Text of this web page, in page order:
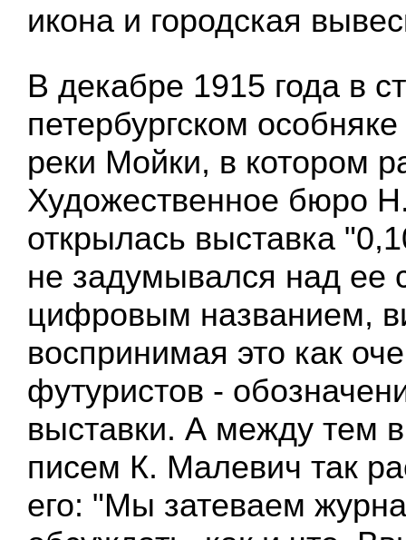
икона и городская
В декабре 1915 года в
петербургском
реки Мойки, в котором
Художественное бюро
открылась выставка
не задумывался над ее
цифровым названием,
воспринимая это как
футуристов -
выставки. А между тем
писем К. Малевич так
его: "Мы затеваем